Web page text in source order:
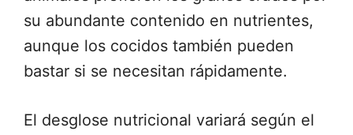
su abundante contenido en nutrientes,
aunque los cocidos también pueden
bastar si se necesitan rápidamente.
El desglose nutricional variará según el